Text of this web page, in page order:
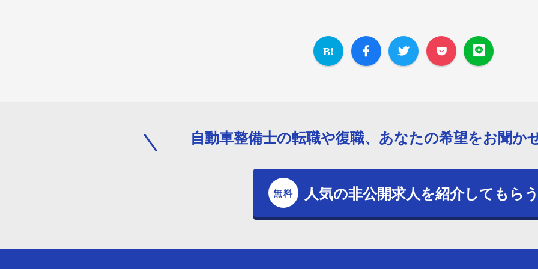
自動車整備士の転職や復職、あなたの希望をお聞か
人気の非公開求人を紹介してもらう